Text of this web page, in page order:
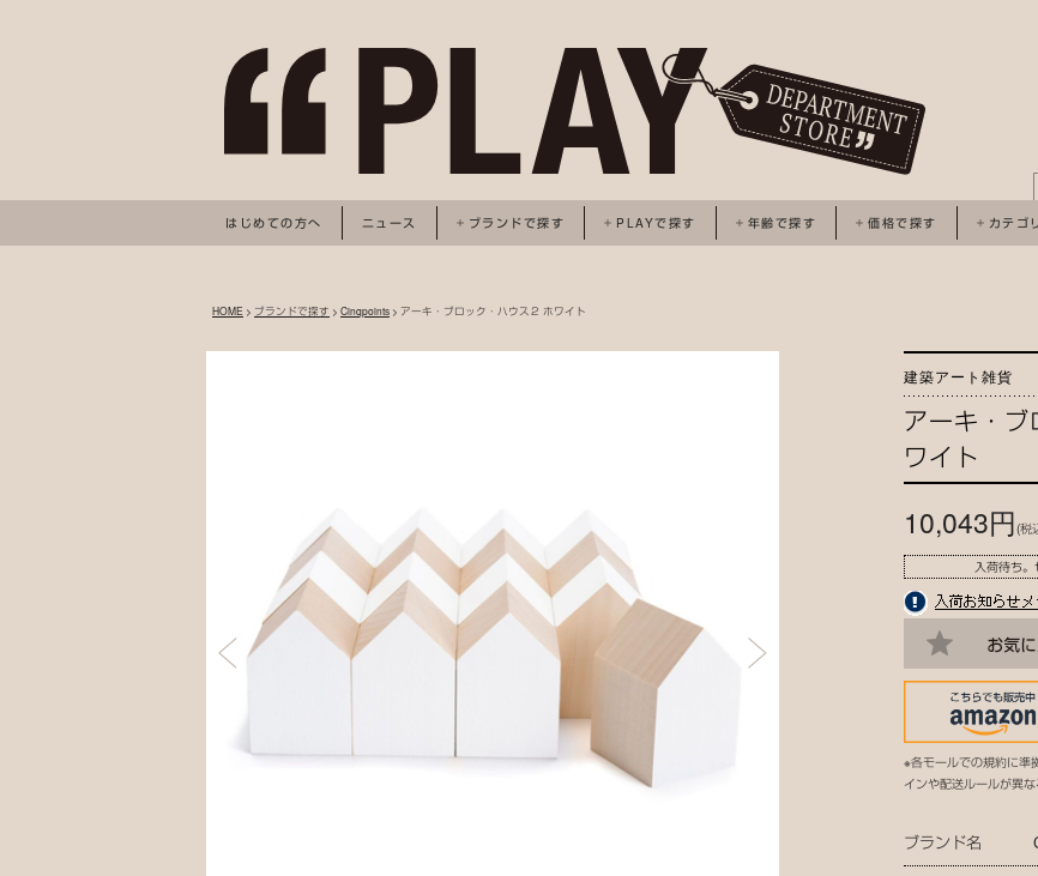
はじめての方へ ニュース ブランドで探す PLAYで探す 年齢で探す 価格で探す カテゴ
HOME > ブランドで探す > Cinqpoints > アーキ・ブロック・ハウス２ ホワイト
※各モールでの規約に準
インや配送ルールが異な
ブランド名
建築アート雑貨
アーキ・
ワイト
10,043円(税
入荷待ち。